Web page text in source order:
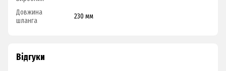
Довжина
шланга
230 мм
Відгуки